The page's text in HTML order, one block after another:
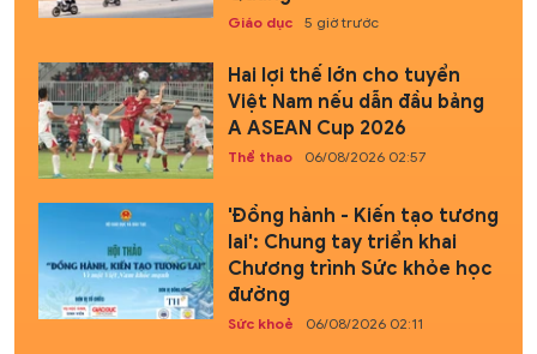
Giáo dục 5 giờ trước
Hai lợi thế lớn cho tuyển
Việt Nam nếu dẫn đầu bảng
A ASEAN Cup 2026
Thể thao 06/08/2026 02:57
'Đồng hành - Kiến tạo tương
lai': Chung tay triển khai
Chương trình Sức khỏe học
đường
Sức khoẻ 06/08/2026 02:11